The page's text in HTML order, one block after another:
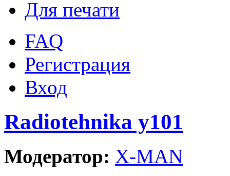
Для печати
FAQ
Регистрация
Вход
Radiotehnika у101
Модератор: X-MAN